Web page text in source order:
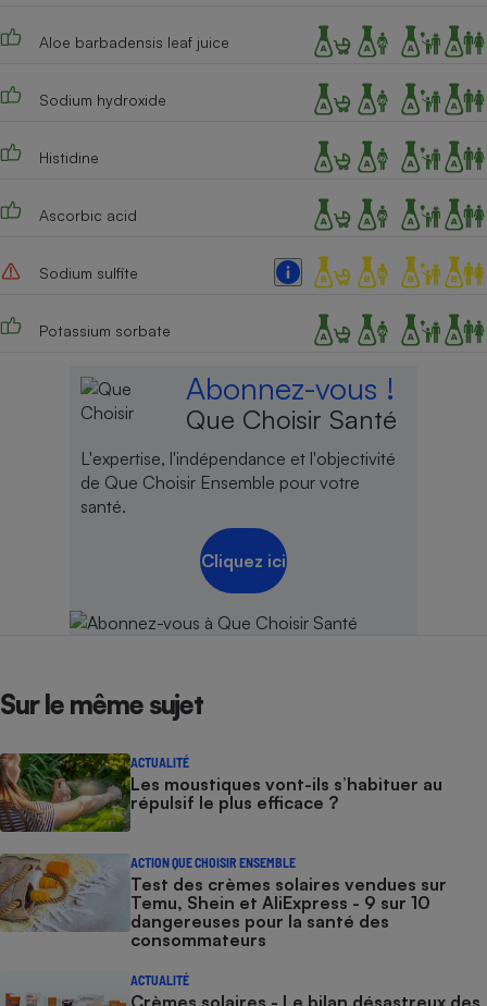
Aloe barbadensis leaf juice
Sodium hydroxide
Histidine
Ascorbic acid
Sodium sulfite
Potassium sorbate
Abonnez-vous !
Que Choisir Santé
L'expertise, l'indépendance et l'objectivité
de Que Choisir Ensemble pour votre
santé.
Cliquez ici
Sur le même sujet
ACTUALITÉ
Les moustiques vont-ils s’habituer au
répulsif le plus efficace ?
ACTION QUE CHOISIR ENSEMBLE
Test des crèmes solaires vendues sur
Temu, Shein et AliExpress - 9 sur 10
dangereuses pour la santé des
consommateurs
ACTUALITÉ